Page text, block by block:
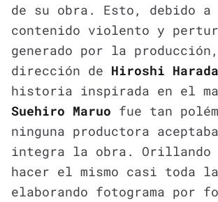
de su obra. Esto, debido a
contenido violento y
generado por la
dirección de Hiroshi Harada
historia inspirada en el
Suehiro Maruo fue tan
ninguna productora
integra la obra. Orillando
hacer el mismo casi toda
elaborando fotograma por